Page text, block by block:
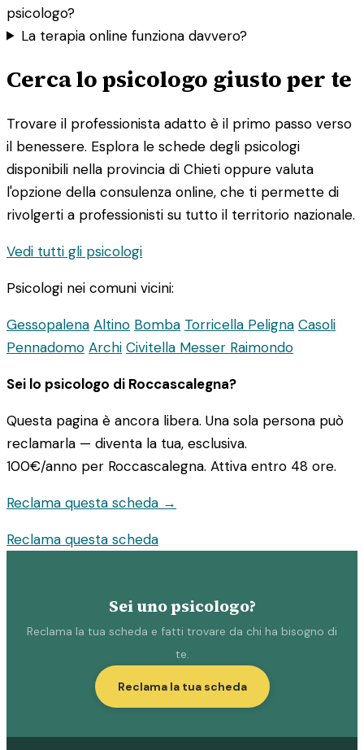
psicologo?
La terapia online funziona davvero?
Cerca lo psicologo giusto per te
Trovare il professionista adatto è il primo passo verso
il benessere. Esplora le schede degli psicologi
disponibili nella provincia di Chieti oppure valuta
l'opzione della consulenza online, che ti permette di
rivolgerti a professionisti su tutto il territorio nazionale.
Vedi tutti gli psicologi
Psicologi nei comuni vicini:
Gessopalena Altino Bomba Torricella Peligna Casoli
Pennadomo Archi Civitella Messer Raimondo
Sei lo psicologo di Roccascalegna?
Questa pagina è ancora libera. Una sola persona può
reclamarla — diventa la tua, esclusiva.
100€/anno per Roccascalegna. Attiva entro 48 ore.
Reclama questa scheda →
Reclama questa scheda
Sei uno psicologo?
Reclama la tua scheda e fatti trovare da chi ha bisogno di
te.
Reclama la tua scheda